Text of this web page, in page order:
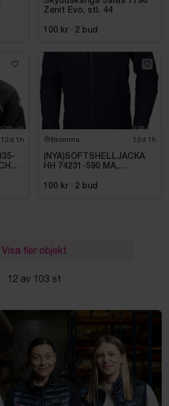
Zenit Evo, stl. 44
100 kr · 2 bud
12d 1h Bromma 12d 1h
(NYA)SOFTSHELLJACKA
HH 74231-590 MA,
100 kr · 2 bud
Visa fler objekt
12 av 103 st